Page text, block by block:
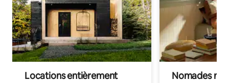
Locations entièrement
Nomades